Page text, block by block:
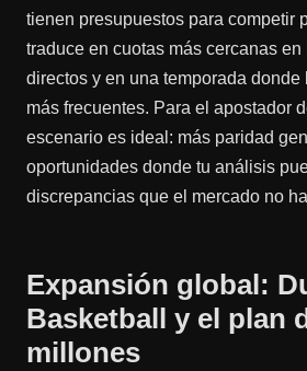
tienen presupuestos para competir
traduce en cuotas más cercanas
directos y en una temporada donde
más frecuentes. Para el apostador
escenario es ideal: más paridad
oportunidades donde tu análisis
discrepancias que el mercado no
Expansión global:
Basketball y el plan
millones